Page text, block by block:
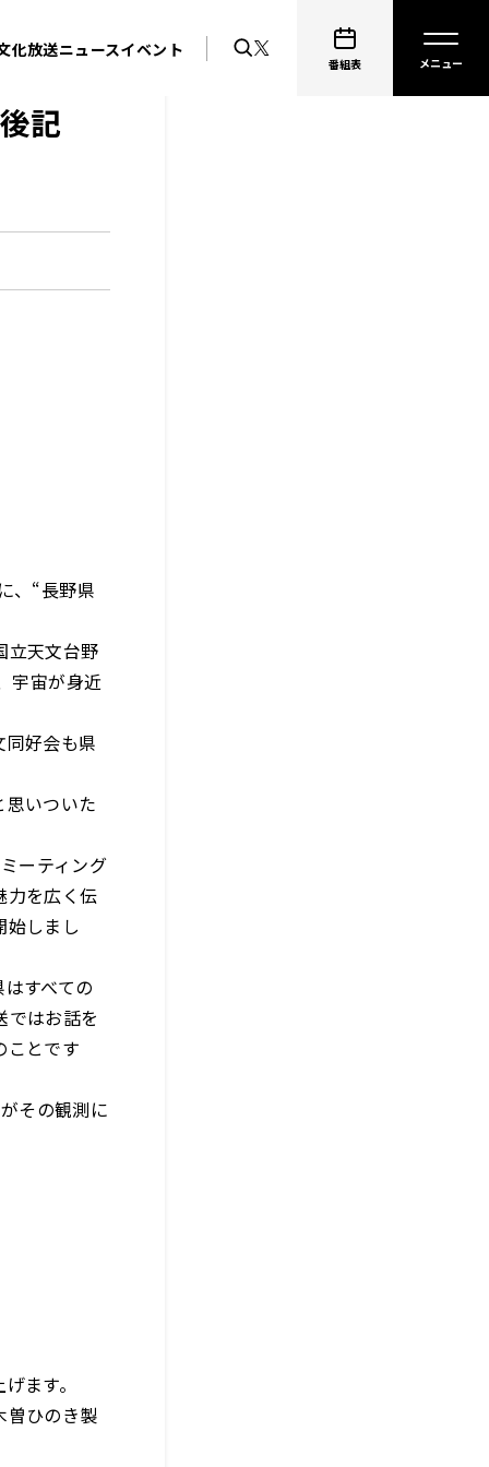
化放送ニュースイベント
番組表
記
、“長野県
立天文台野
宇宙が身近
好会も県
いついた
ーティング
力を広く伝
始しまし
すべての
ではお話を
ことです
その観測に
ます。
曽ひのき製